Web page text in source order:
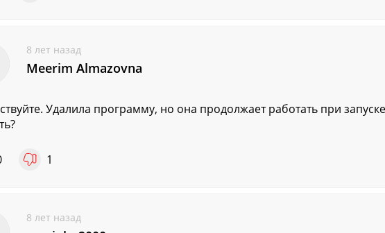
8 лет назад
Meerim Almazovna
Удалила программу, но она продолжает работать при
1
8 лет назад